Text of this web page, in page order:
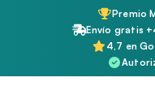
Premio
Envío gratis
4,7 en